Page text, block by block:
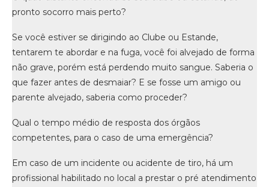
pronto socorro mais perto?
Se você estiver se dirigindo ao Clube ou Estande,
tentarem te abordar e na fuga, você foi alvejado de forma
não grave, porém está perdendo muito sangue. Saberia o
que fazer antes de desmaiar? E se fosse um amigo ou
parente alvejado, saberia como proceder?
Qual o tempo médio de resposta dos órgãos
competentes, para o caso de uma emergência?
Em caso de um incidente ou acidente de tiro, há um
profissional habilitado no local a prestar o pré atendimento